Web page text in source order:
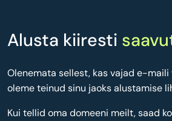
Alusta kiiresti
Olenemata sellest, kas vajad e-maili
oleme teinud sinu jaoks alustamise
Kui tellid oma domeeni meilt, saad